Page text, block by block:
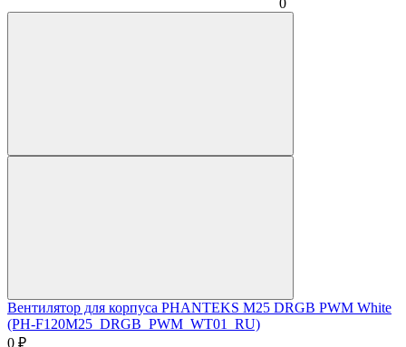
0
Вентилятор для корпуса PHANTEKS M25 DRGB PWM White
(PH-F120M25_DRGB_PWM_WT01_RU)
0 ₽